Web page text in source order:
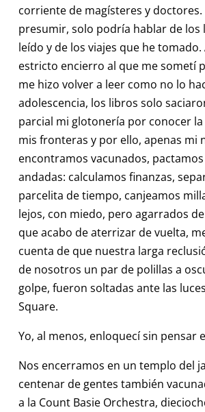
corriente de magísteres y doctores.
presumir, solo podría hablar de los
leído y de los viajes que he tomado.
estricto encierro al que me sometí
me hizo volver a leer como no lo
adolescencia, los libros solo
parcial mi glotonería por conocer
mis fronteras y por ello, apenas mi
encontramos vacunados,
andadas: calculamos finanzas,
parcelita de tiempo, canjeamos
lejos, con miedo, pero agarrados
que acabo de aterrizar de vuelta,
cuenta de que nuestra larga
de nosotros un par de polillas a
golpe, fueron soltadas ante las
Square.
Yo, al menos, enloquecí sin pensar
Nos encerramos en un templo del
centenar de gentes también
a la Count Basie Orchestra,